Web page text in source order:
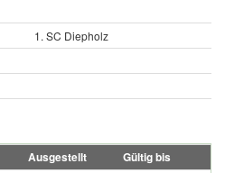
1. SC Diepholz
Ausgestellt Gültig bis